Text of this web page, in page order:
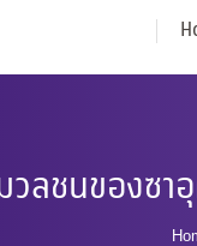
ลชนของซา